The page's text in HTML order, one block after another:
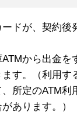
ドが、契約後
から出金を
す。（利用す
所定のATM利
あります。）